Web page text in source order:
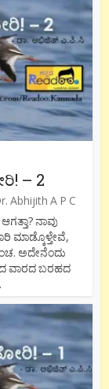
– 2
Abhijith A P C
ನಾವು
ಮಾಡ್ಕೊಳ್ತೇವೆ,
ಅದೇನೆಂದು
ವಾರದ ಬರಹದ